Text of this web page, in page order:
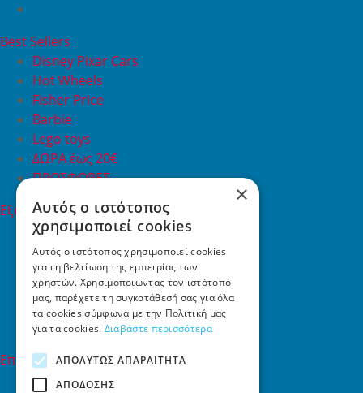
Best Sellers
Disney Pixar Cars
Hot Wheels
Fisher Price
Barbie
Lego toys
ΔΩΡΑ έως 20€
ΠΡΟΣΦΟΡΕΣ
Εξυπηρέτηση Πελατών
Εξυπηρέτηση πελατών
Συχνές ερωτήσεις
Όροι χρήσης
Τρόποι Πληρωμής
Επιστροφές
Επικοινωνία
Επικοινωνία
×
Αυτός ο ιστότοπος
χρησιμοποιεί cookies
Αυτός ο ιστότοπος χρησιμοποιεί cookies
για τη βελτίωση της εμπειρίας των
χρηστών. Χρησιμοποιώντας τον ιστότοπό
μας, παρέχετε τη συγκατάθεσή σας για όλα
τα cookies σύμφωνα με την Πολιτική μας
για τα cookies. Διαβάστε περισσότερα
ΑΠΟΛΎΤΩΣ ΑΠΑΡΑΊΤΗΤΑ
ΑΠΌΔΟΣΗΣ